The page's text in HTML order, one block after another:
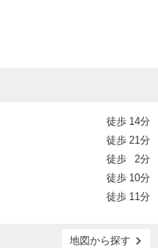
徒歩 14分
徒歩 21分
徒歩
2分
徒歩 10分
徒歩 11分
地図から探す